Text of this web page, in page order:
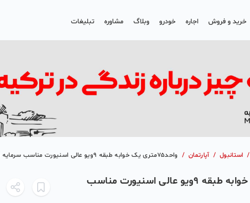
خرید و فروش اجاره خودرو وبلاگ مشاوره تبلیغات
/ استانبول / آپارتمان / واحد۷۵متری یک خوابه طبقه ۹ویو عالی اسنیورت مناسب سرمایه گذاری
واحد۷۵متری یک خوابه طبقه ۹ویو عالی اسنیورت مناسب